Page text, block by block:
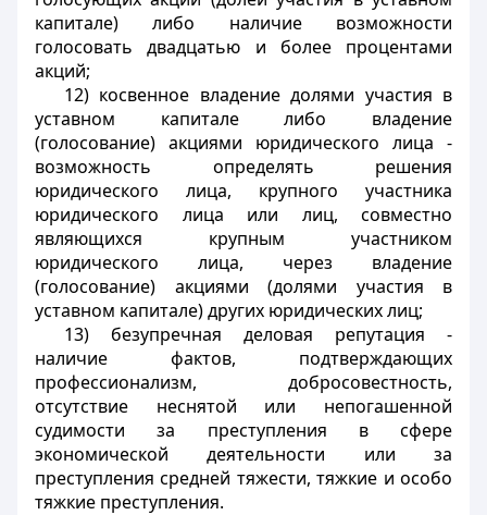
капитале) либо наличие возможности
голосовать двадцатью и более процентами
акций;
12) косвенное владение долями участия в
уставном капитале либо владение
(голосование) акциями юридического лица -
возможность определять решения
юридического лица, крупного участника
юридического лица или лиц, совместно
являющихся крупным участником
юридического лица, через владение
(голосование) акциями (долями участия в
уставном капитале) других юридических лиц;
13) безупречная деловая репутация -
наличие фактов, подтверждающих
профессионализм, добросовестность,
отсутствие неснятой или непогашенной
судимости за преступления в сфере
экономической деятельности или за
преступления средней тяжести, тяжкие и особо
тяжкие преступления.